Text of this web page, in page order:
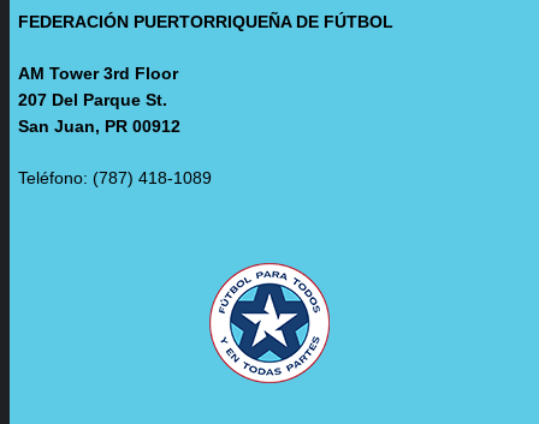
FEDERACIÓN PUERTORRIQUEÑA DE FÚTBOL
AM Tower 3rd Floor
207 Del Parque St.
San Juan, PR 00912
Teléfono: (787) 418-1089